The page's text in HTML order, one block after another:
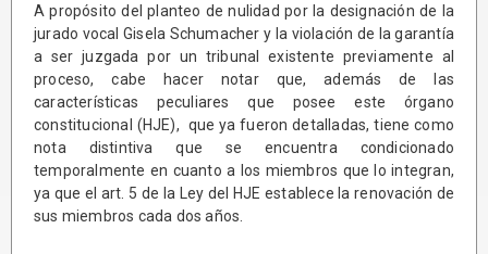
A propósito del planteo de nulidad por la designación de la
jurado vocal Gisela Schumacher y la violación de la garantía
a ser juzgada por un tribunal existente previamente al
proceso, cabe hacer notar que, además de las
características peculiares que posee este órgano
constitucional (HJE), que ya fueron detalladas, tiene como
nota distintiva que se encuentra condicionado
temporalmente en cuanto a los miembros que lo integran,
ya que el art. 5 de la Ley del HJE establece la renovación de
sus miembros cada dos años.